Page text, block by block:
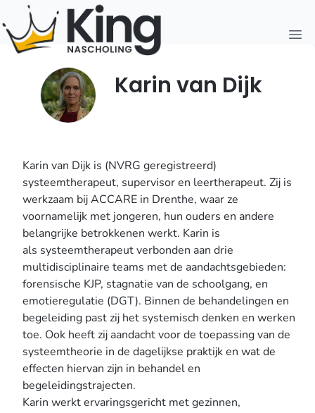
Karin van Dijk
Karin van Dijk is (NVRG geregistreerd)
systeemtherapeut, supervisor en leertherapeut. Zij is
werkzaam bij ACCARE in Drenthe, waar ze
voornamelijk met jongeren, hun ouders en andere
belangrijke betrokkenen werkt. Karin is
als systeemtherapeut verbonden aan drie
multidisciplinaire teams met de aandachtsgebieden:
forensische KJP, stagnatie van de schoolgang, en
emotieregulatie (DGT). Binnen de behandelingen en
begeleiding past zij het systemisch denken en werken
toe. Ook heeft zij aandacht voor de toepassing van de
systeemtheorie in de dagelijkse praktijk en wat de
effecten hiervan zijn in behandel en
begeleidingstrajecten.
Karin werkt ervaringsgericht met gezinnen,